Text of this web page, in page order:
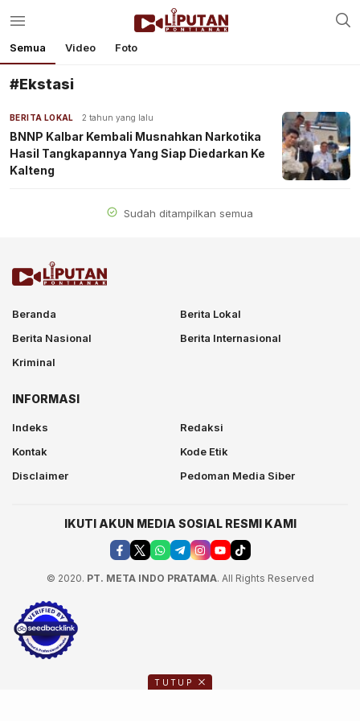
Semua Video Foto
#Ekstasi
BERITA LOKAL 2 tahun yang lalu
BNNP Kalbar Kembali Musnahkan Narkotika
Hasil Tangkapannya Yang Siap Diedarkan Ke
Kalteng
Sudah ditampilkan semua
Beranda
Berita Lokal
Berita Nasional
Berita Internasional
Kriminal
INFORMASI
Indeks
Redaksi
Kontak
Kode Etik
Disclaimer
Pedoman Media Siber
IKUTI AKUN MEDIA SOSIAL RESMI KAMI
© 2020. PT. META INDO PRATAMA. All Rights Reserved
TUTUP